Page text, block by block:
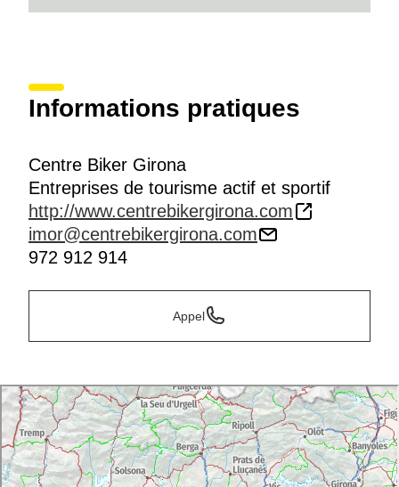
Informations pratiques
Centre Biker Girona
Entreprises de tourisme actif et sportif
http://www.centrebikergirona.com
imor@centrebikergirona.com
972 912 914
Appel